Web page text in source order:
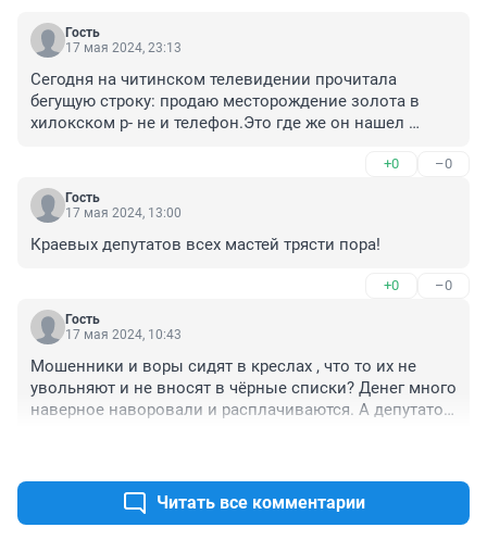
Гость
17 мая 2024, 23:13
Сегодня на читинском телевидении прочитала
бегущую строку: продаю месторождение золота в
хилокском р- не и телефон.Это где же он нашел
+0 –0
Гость
17 мая 2024, 13:00
Краевых депутатов всех мастей трясти пора!
+0 –0
Гость
17 мая 2024, 10:43
Мошенники и воры сидят в креслах , что то их не
увольняют и не вносят в чёрные списки? Денег много
наверное наворовали и расплачиваются. А депутатов
Читать все комментарии